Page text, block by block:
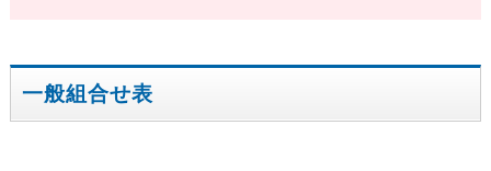
一般組合せ表